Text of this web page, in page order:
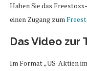
Haben Sie das
einen Zugang zum
Das Video zur
Im Format „US-Aktien